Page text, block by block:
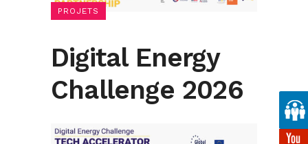
PROJETS
Digital Energy
Challenge 2026